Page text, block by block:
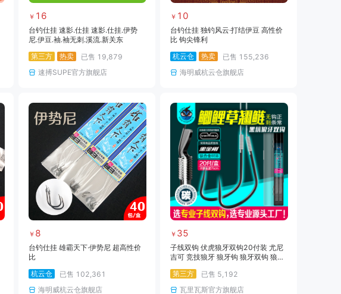
￥ 16
台钓仕挂 速影.仕挂 速影.仕挂.伊势
尼.伊豆.袖.袖无刺.溪流.新关东
第三方
热卖 已售 19,879
速搏SUPE官方旗舰店
￥ 10
台钓仕挂 独钓风云·打结伊豆 高性价
比 钩尖锋利
杭云仓
热卖 已售 155,236
海明威杭云仓旗舰店
￥ 8
台钓仕挂 雄霸天下·伊势尼 超高性价
比
杭云仓
已售 102,361
海明威杭云仓旗舰店
￥ 35
子线双钩 伏虎狼牙双钩20付装 尤尼
吉可 竞技狼牙 狼牙钩 狼牙双钩 狼牙
钩 金袖
第三方 已售 5,192
瓦里瓦斯官方旗舰店